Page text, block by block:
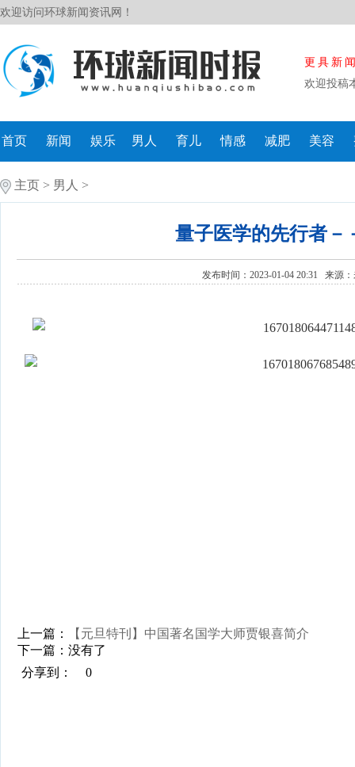
欢迎访问环球新闻资讯网！
更具新
欢迎投稿
首页 新闻 娱乐 男人 育儿 情感 减肥 美容
主页 > 男人 >
量子医学的先行者－
发布时间：2023-01-04 20:31 来源：
上一篇：
【元旦特刊】中国著名国学大师贾银喜简介
下一篇：没有了
分享到：
0